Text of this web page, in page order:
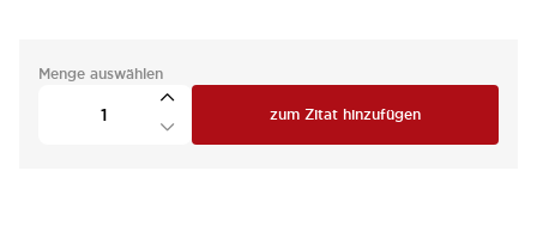
Menge auswählen
zum Zitat hinzufügen